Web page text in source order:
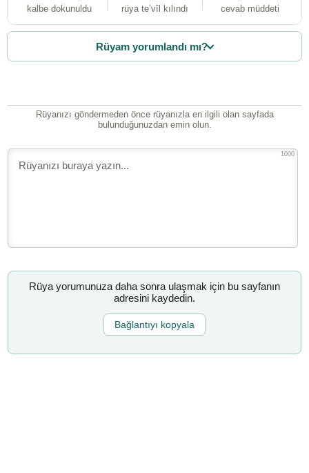
kalbe dokunuldu rüya te’vîl kılındı
cevab müddeti
Rüyam yorumlandı mı?
Rüyanızı göndermeden önce rüyanızla en ilgili olan sayfada
bulunduğunuzdan emin olun.
1000
Rüya yorumunuza daha sonra ulaşmak için bu sayfanın
adresini kaydedin.
Bağlantıyı kopyala